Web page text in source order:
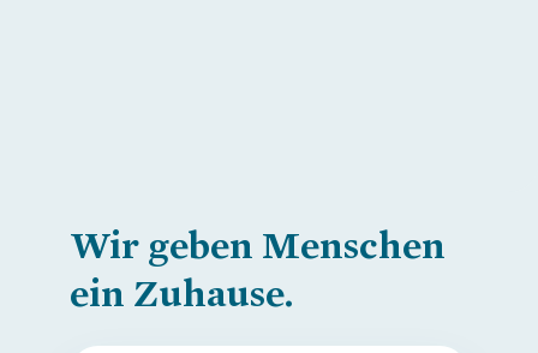
Wir geben Menschen
ein Zuhause.